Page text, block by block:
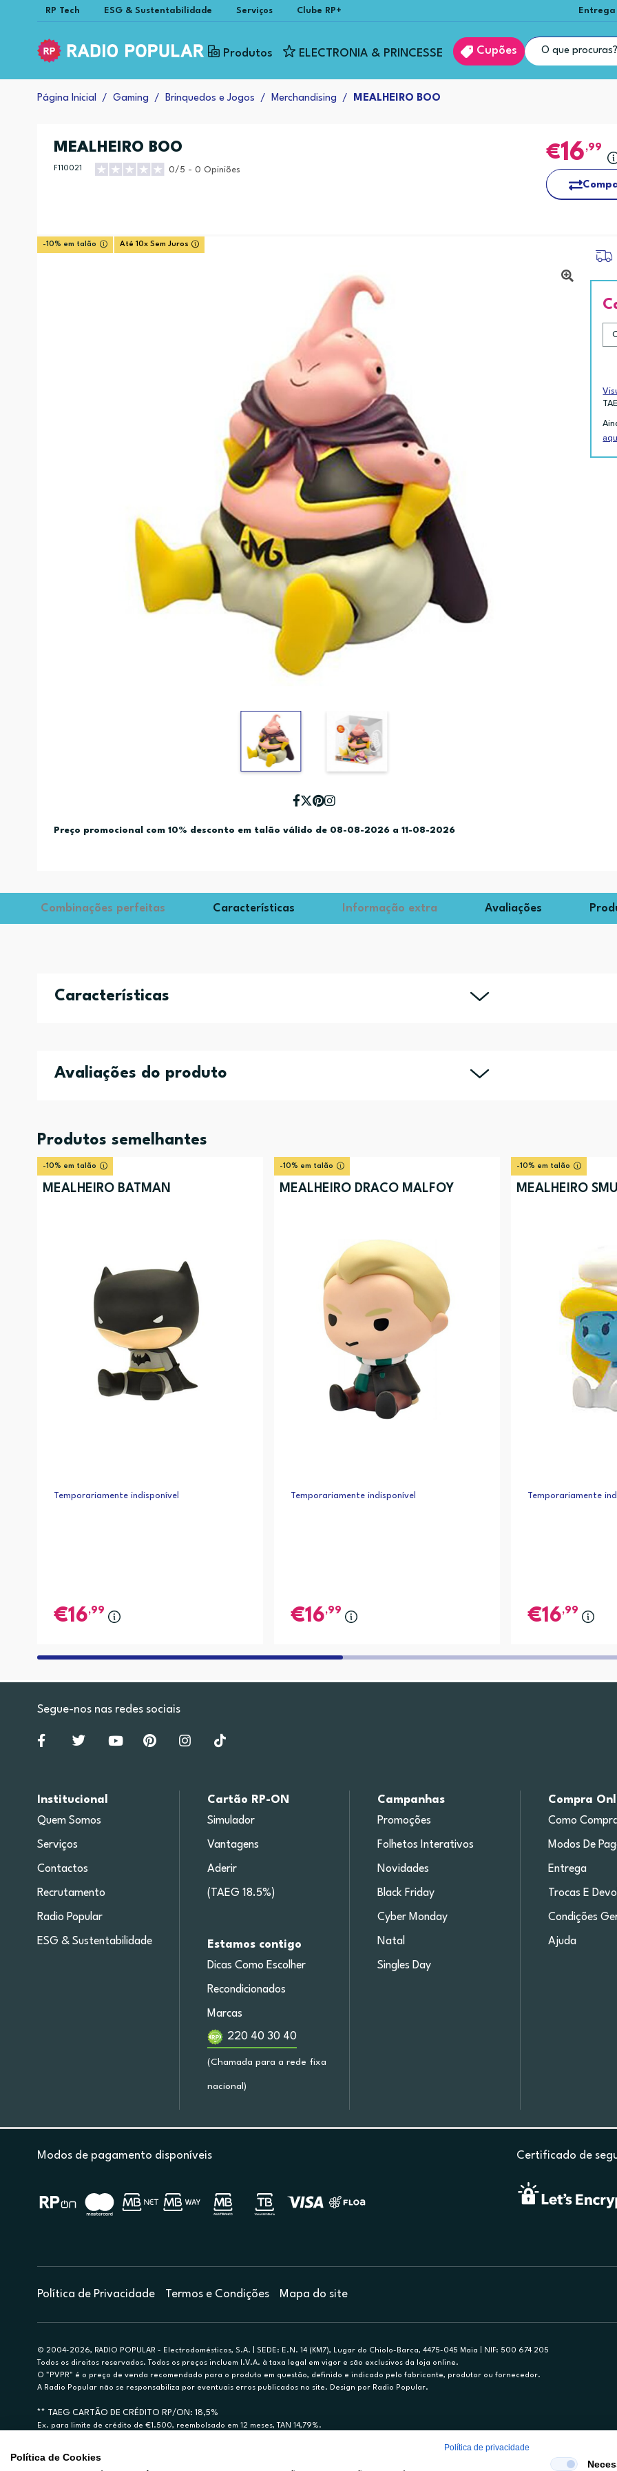
RP Tech ESG & Sustentabilidade Serviços Clube RP+
Produtos ELECTRONIA & PRINCESSE Cupões
Página Inicial Gaming Brinquedos e Jogos Merchandising MEALHEIRO BOO
MEALHEIRO BOO
F110021 0/5 - 0 Opiniões
16 ,99
-10% em talão Até 10x Sem Juros
Preço promocional com 10% desconto em talão válido de 08-08-2026 a 11-08-2026
Combinações perfeitas Características Informação extra Avaliações
Características
Avaliações do produto
Produtos semelhantes
-10% em talão
MEALHEIRO BATMAN
Temporariamente indisponível
16,99
-10% em talão
MEALHEIRO DRACO MALFOY
Temporariamente indisponível
16,99
-10% em talão
MEALHEIRO
Temporariamente
16,99
Segue-nos nas redes sociais
Institucional
Quem Somos
Serviços
Contactos
Recrutamento
Radio Popular
ESG & Sustentabilidade
Cartão RP-ON
Simulador
Vantagens
Aderir
(TAEG 18.5%)
Estamos contigo
Dicas Como Escolher
Recondicionados
Marcas
220 40 30 40
(Chamada para a rede fixa
nacional)
Campanhas
Promoções
Folhetos Interativos
Novidades
Black Friday
Cyber Monday
Natal
Singles Day
Compra
Como
Modos De
Entrega
Trocas E
Condições
Ajuda
Modos de pagamento disponíveis Certificado de
Política de Privacidade Termos e Condições Mapa do site
© 2004-2026, RADIO POPULAR - Electrodomésticos, S.A. | SEDE: E.N. 14 (KM7), Lugar do Chiolo-Barca, 4475-045 Maia | NIF: 500 674 205
Todos os direitos reservados. Todos os preços incluem I.V.A. à taxa legal em vigor e são exclusivos da loja online.
O "PVPR" é o preço de venda recomendado para o produto em questão, definido e indicado pelo fabricante, produtor ou fornecedor.
A Radio Popular não se responsabiliza por eventuais erros publicados no site. Design por Radio Popular.
** TAEG CARTÃO DE CRÉDITO RP/ON: 18,5%
Ex. para limite de crédito de €1.500, reembolsado em 12 meses, TAN 14,79%.
A Rádio Popular – Eletrodomésticos S.A. (Registo BdP848) atua como intermediário de crédito a título acessório e com exclusividade (registo BdP 2314.)
Política de privacidade
Política de Cookies